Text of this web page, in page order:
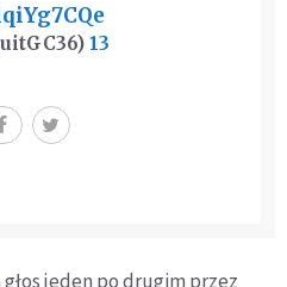
13
jeden po drugim przez